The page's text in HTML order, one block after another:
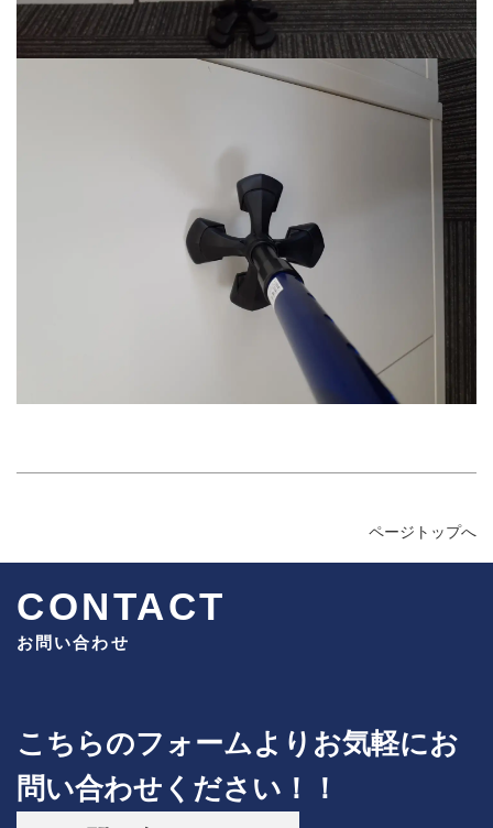
ページトップへ
CONTACT
お問い合わせ
こちらのフォームよりお気軽にお
問い合わせください！！